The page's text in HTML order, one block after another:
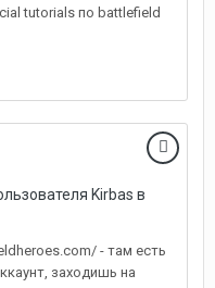
tutorials по battlefield
Kirbas в
- там есть
заходишь на